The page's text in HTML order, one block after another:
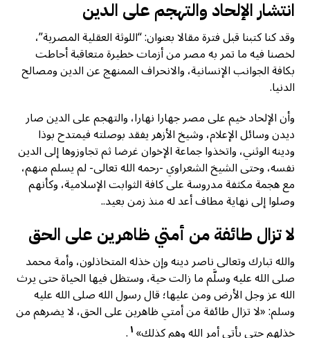
انتشار الإلحاد والتهجم على الدين
وقد كنا كتبنا قبل فترة مقالا بعنوان: “اللوثة العقلية المصرية”،
لخصنا فيه ما تمر به مصر من أزمات خطيرة متعاقبة أحاطت
بكافة الجوانب الإنسانية، والانحراف الممنهج عن الدين ومصالح
الدنيا.
وأن الإلحاد خيم على مصر جهارا نهارا، والتهجم على الدين صار
ديدن وسائل الإعلام، وشيخ الأزهر يفقد بوصلته فيمتدح بوذا
ودينه الوثني، واتخذوا جماعة الإخوان غرضا ثم تجاوزوها إلى الدين
نفسه، وحتى الشيخ الشعراوي -رحمه الله تعالى- لم يسلم منهم،
مع هجمة مكثفة مدروسة على كافة الثوابت الإسلامية، وكأنهم
وصلوا إلى نهاية مطاف أعد له منذ زمن بعيد..
لا تزال طائفة من أمتي ظاهرين على الحق
والله تبارك وتعالى ناصر دينه وإن خذله المتخاذلون، وأمة محمد
صلى الله عليه وسلَّم ما زالت حية، وستظل فيها الحياة حتى يرث
الله عز وجل الأرض ومن عليها؛ قال رسول الله صلى الله عليه
وسلم: «لا تزال طائفة من أمتي ظاهرين على الحق، لا يضرهم من
١